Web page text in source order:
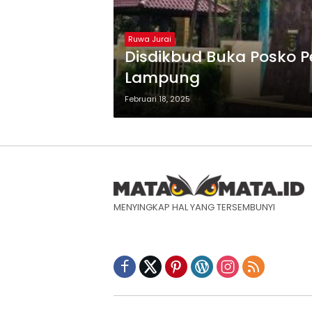
Ruwa Jurai
Disdikbud Buka Posko
Lampung
Februari 18, 2025
MENYINGKAP HAL YANG TERSEMBUNYI